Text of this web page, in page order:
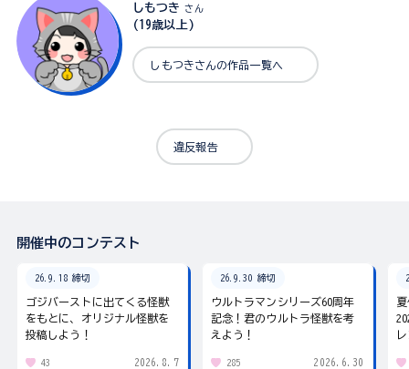
しもつき さん
(19歳以上)
しもつきさんの作品一覧へ
違反報告
開催中のコンテスト
26.9.18 締切
ゴジバーストに出てくる怪獣
をもとに、オリジナル怪獣を
投稿しよう！
43 2026.8.7
26.9.30 締切
ウルトラマンシリーズ60周年
記念！君のウルトラ怪獣を考
えよう！
285 2026.6.30